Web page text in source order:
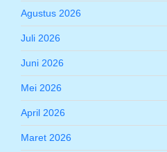
Agustus 2026
Juli 2026
Juni 2026
Mei 2026
April 2026
Maret 2026